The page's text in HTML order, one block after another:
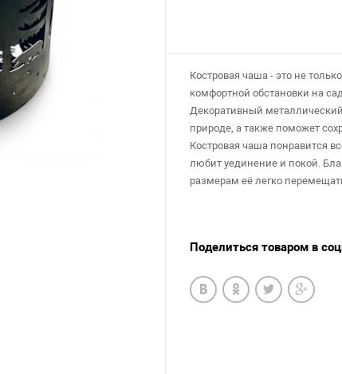
Костровая чаша - это не
комфортной обстановки на
Декоративный
природе, а также поможет
Костровая чаша понравится
любит уединение и покой.
размерам её легко
Поделиться товаром в